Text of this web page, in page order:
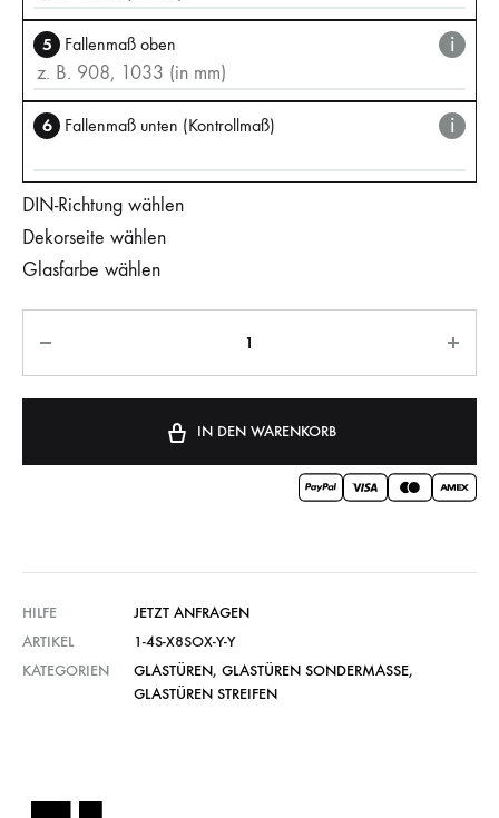
5 Fallenmaß oben i
6 Fallenmaß unten (Kontrollmaß) i
DIN-Richtung wählen
Dekorseite wählen
Glasfarbe wählen
IN DEN WARENKORB
HILFE
JETZT ANFRAGEN
ARTIKEL
1-4S-X8SOX-Y-Y
KATEGORIEN
GLASTÜREN, GLASTÜREN SONDERMASSE ,
GLASTÜREN STREIFEN